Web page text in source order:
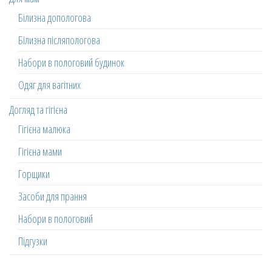
Білизна допологова
Білизна післяпологова
Набори в пологовий будинок
Одяг для вагітних
Догляд та гігієна
Гігієна малюка
Гігієна мами
Горщики
Засоби для прання
Набори в пологовий
Підгузки